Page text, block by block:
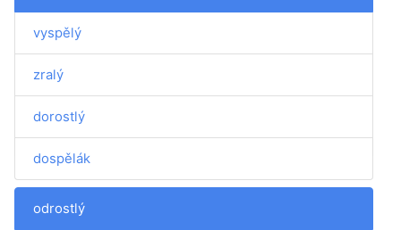
vyspělý
zralý
dorostlý
dospělák
odrostlý